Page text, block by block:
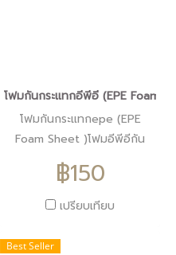
)โฟมอีพีอีสีดำหนา1.5ซม.ขนา
โฟมกันกระแทกอีพีอี (EPE Foam
โฟมกันกระแทกepe (EPE
Foam Sheet )โฟมอีพีอีกัน
กระแทกสีดำหนา1ซม.
ราคา150บาท
฿150
เปรียบเทียบ
Best Seller